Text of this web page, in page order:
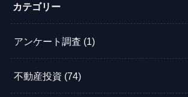
カテゴリー
アンケート調査 (1)
不動産投資 (74)